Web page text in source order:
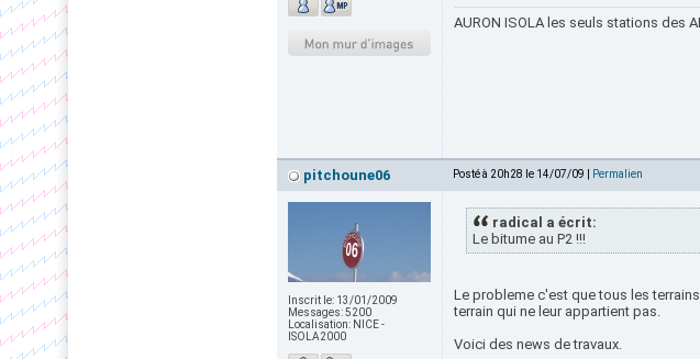
AURON ISOLA les seuls stations des
pitchoune06 Posté à 20h28 le 14/07/09 | Permalien
Inscrit le: 13/01/2009
Messages:5200
Localisation: NICE -
ISOLA2000
radical a écrit:
Le bitume au P2 !!!
Le probleme c'est que tous les
terrain qui ne leur appartient pas.
Voici des news de travaux.